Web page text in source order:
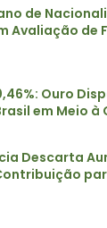
de
Avaliação de
Ouro
em Meio
Descarta